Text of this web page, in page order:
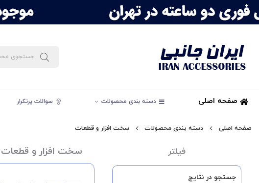
صفحه اصلی دسته بندی محصولات سوالات پرتکرار
صفحه اصلی دسته بندی محصولات سخت افزار و قطعات
فیلتر
جستجو در نتایج
سخت افزار و قطعات